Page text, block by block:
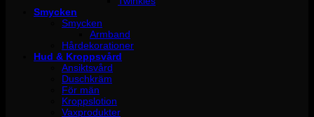
Smycken
Smycken
Armband
Hårdekorationer
Hud & Kroppsvård
Ansiktsvård
Duschkräm
För män
Kroppslotion
Vaxprodukter